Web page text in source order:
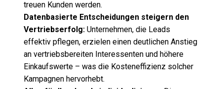
treuen Kunden werden.
Datenbasierte Entscheidungen steigern den
Vertriebserfolg: Unternehmen, die Leads
effektiv pflegen, erzielen einen deutlichen Anstieg
an vertriebsbereiten Interessenten und höhere
Einkaufswerte – was die Kosteneffizienz solcher
Kampagnen hervorhebt.